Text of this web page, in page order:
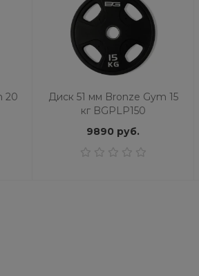
20
Диск 51 мм Bronze Gym 15
кг BGPLP150
9890 руб.